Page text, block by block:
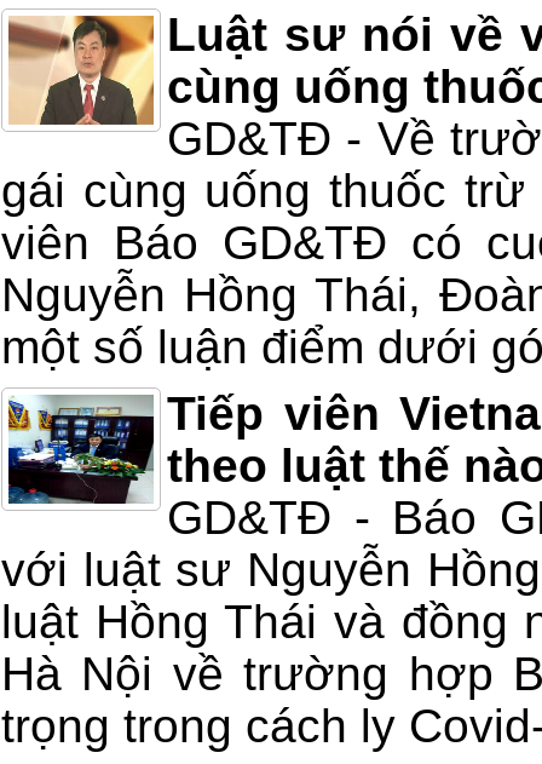
Luật sư nói về
cùng uống
GD&TĐ - Về
gái cùng uống thuốc
viên Báo GD&TĐ có
Nguyễn Hồng Thái,
một số luận điểm dưới
Tiếp viên
theo luật thế
GD&TĐ - Báo
với luật sư Nguyễn
luật Hồng Thái và đồng
Hà Nội về trường hợp
trọng trong cách ly